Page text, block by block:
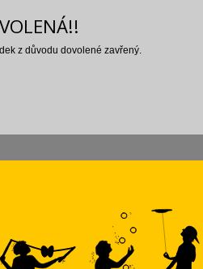
z důvodu dovolené zavřený.